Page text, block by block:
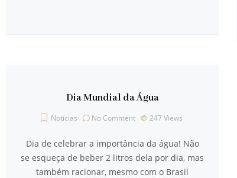
Dia Mundial da Água
Notícias No Comment 247 Views
Dia de celebrar a importância da água! Não
se esqueça de beber 2 litros dela por dia, mas
também racionar, mesmo com o Brasil